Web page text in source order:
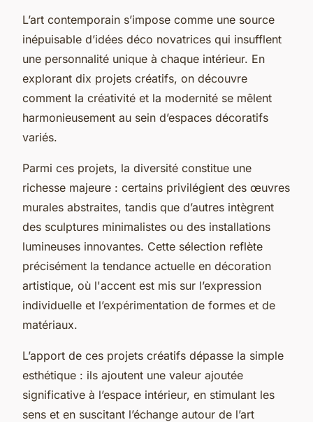
L’art contemporain s’impose comme une source
inépuisable d’idées déco novatrices qui insufflent
une personnalité unique à chaque intérieur. En
explorant dix projets créatifs, on découvre
comment la créativité et la modernité se mêlent
harmonieusement au sein d’espaces décoratifs
variés.
Parmi ces projets, la diversité constitue une
richesse majeure : certains privilégient des œuvres
murales abstraites, tandis que d’autres intègrent
des sculptures minimalistes ou des installations
lumineuses innovantes. Cette sélection reflète
précisément la tendance actuelle en décoration
artistique, où l'accent est mis sur l’expression
individuelle et l’expérimentation de formes et de
matériaux.
L’apport de ces projets créatifs dépasse la simple
esthétique : ils ajoutent une valeur ajoutée
significative à l’espace intérieur, en stimulant les
sens et en suscitant l’échange autour de l’art